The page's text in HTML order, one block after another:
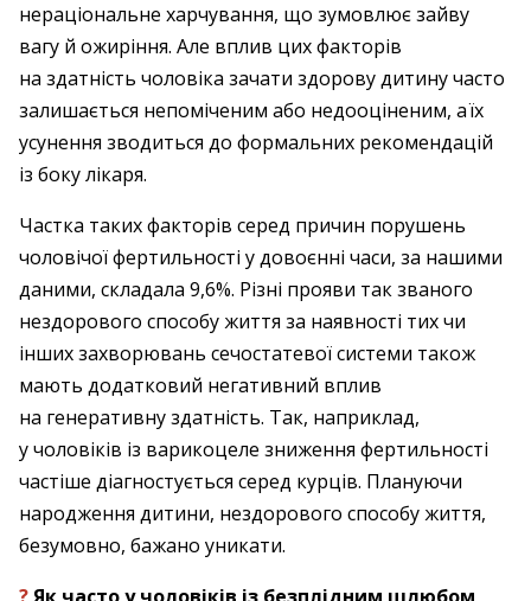
нераціональне харчування, що зумовлює зайву
вагу й ожиріння. Але вплив цих факторів
на здатність чоловіка зачати здорову дитину часто
залишається непоміченим або недооціненим, а їх
усунення зводиться до формальних ­рекомендацій
із боку лікаря.
Частка таких факторів серед причин порушень
чоловічої фертильності у довоєнні часи, за нашими
даними, складала 9,6%. Різні прояви так званого
нездорового способу життя за наявності тих чи
інших захворювань сечостатевої системи також
мають додатковий негативний вплив
на генеративну здатність. Так, наприклад,
у чоловіків із варикоцеле зниження фертильності
частіше діагностується серед курців. Плануючи
народження дитини, нездорового способу життя,
безумовно, бажано уникати.